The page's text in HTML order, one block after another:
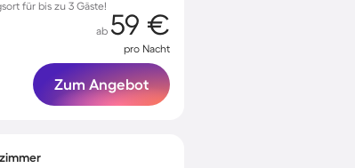
für bis zu 3 Gäste!
ab 59 €
pro Nacht
Zum Angebot